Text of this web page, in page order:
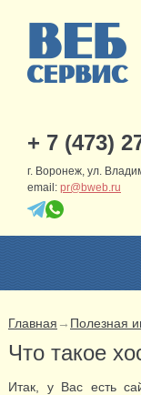
+ 7 (473)
г. Воронеж, ул.
email: pr@bweb.ru
Главная → Полезная
Что такое
Итак, у Вас есть